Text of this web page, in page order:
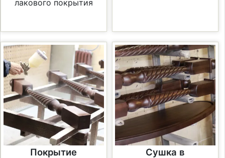
лакового покрытия
Покрытие
Сушка в